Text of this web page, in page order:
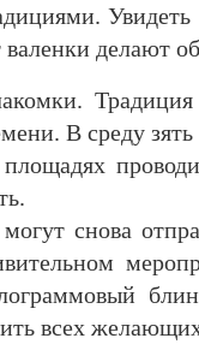
Увидеть
делают
В среду
снова
всех